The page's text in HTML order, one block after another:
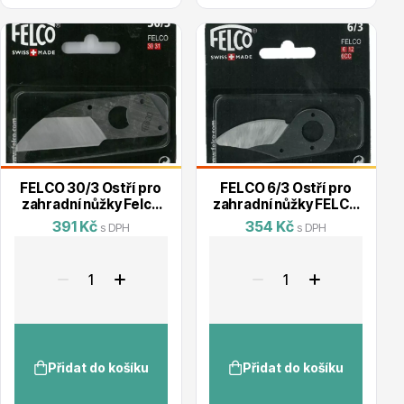
Nářadí, příslušenství
FELCO 30/3 Ostří pro
zahradní nůžky Felco
31
391 Kč s DPH
Přidat do košíku
FELCO 6/3 Ostří pro
zahradní nůžky FELCO
6, FELCO 6CC, FELCO
12
354 Kč s DPH
Přidat do košíku